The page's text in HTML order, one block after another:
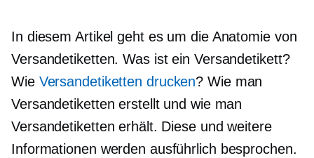
In diesem Artikel geht es um die Anatomie von
Versandetiketten. Was ist ein Versandetikett?
Wie Versandetiketten drucken? Wie man
Versandetiketten erstellt und wie man
Versandetiketten erhält. Diese und weitere
Informationen werden ausführlich besprochen.